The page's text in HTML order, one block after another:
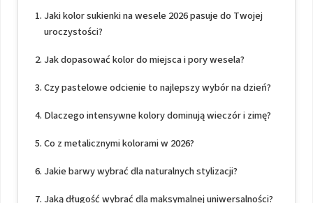
Jaki kolor sukienki na wesele 2026 pasuje do Twojej
uroczystości?
Jak dopasować kolor do miejsca i pory wesela?
Czy pastelowe odcienie to najlepszy wybór na dzień?
Dlaczego intensywne kolory dominują wieczór i zimę?
Co z metalicznymi kolorami w 2026?
Jakie barwy wybrać dla naturalnych stylizacji?
Jaką długość wybrać dla maksymalnej uniwersalności?